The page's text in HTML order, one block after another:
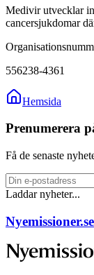
Medivir utvecklar
cancersjukdomar
556238-4361
Hemsida
Prenumerera
Få de senaste
Laddar nyheter...
Nyemissioner.se